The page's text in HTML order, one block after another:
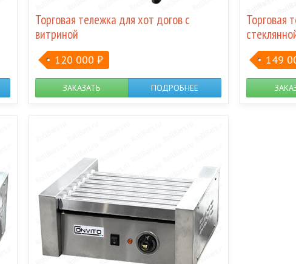
Торговая тележка для хот догов с
витриной
120 000 ₽
ЗАКАЗАТЬ ПОДРОБНЕЕ
Торговая
149